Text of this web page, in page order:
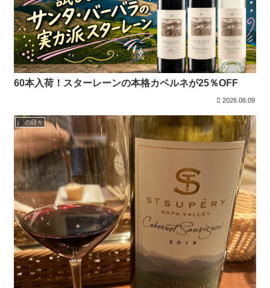
60本入荷！スターレーンの本格カベルネが25％OFF
2026.06.09
j の日々